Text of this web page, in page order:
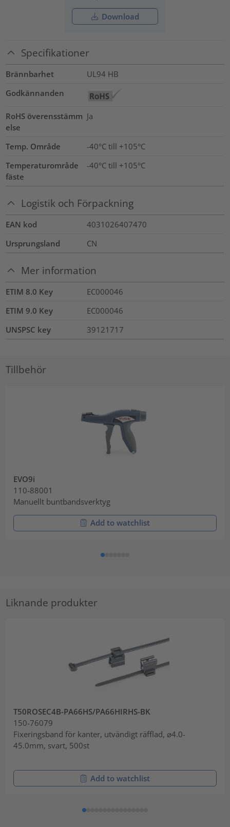
Download
Specifikationer
Brännbarhet
UL94 HB
Godkännanden
RoHS överensstämm
else
Ja
Temp. Område
-40°C till +105°C
Temperaturområde
fäste
-40°C till +105°C
Logistik och Förpackning
EAN kod
4031026407470
Ursprungsland
CN
Mer information
ETIM 8.0 Key
EC000046
ETIM 9.0 Key
EC000046
UNSPSC key
39121717
Tillbehör
EVO9i
110-88001
Manuellt buntbandsverktyg
Add to watchlist
Liknande produkter
T50ROSEC4B-PA66HS/PA66HIRHS-BK
150-76079
Fixeringsband för kanter, utvändigt räfflad, ⌀4.0-
45.0mm, svart, 500st
Add to watchlist